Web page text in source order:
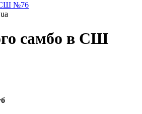
СШ №76
самбо в СШ